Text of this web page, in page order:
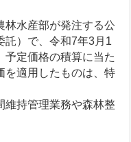
水産部が発注する公
託）で、令和7年3月1
予定価格の積算に当た
を適用したものは、特
持管理業務や森林整